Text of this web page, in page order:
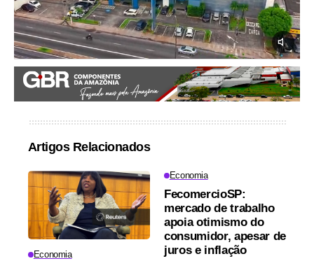
Artigos Relacionados
Economia
Economia
FecomercioSP:
mercado de trabalho
apoia otimismo do
consumidor, apesar de
juros e inflação